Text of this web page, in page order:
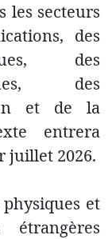
les secteurs
des
des
des
et de la
entrera
juillet 2026.
et